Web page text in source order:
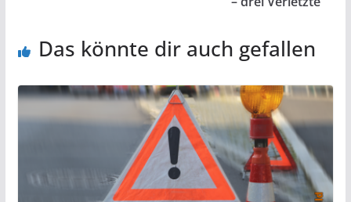
Das könnte dir auch gefallen